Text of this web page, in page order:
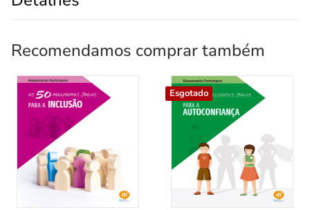
Recomendamos comprar também
Esgotado